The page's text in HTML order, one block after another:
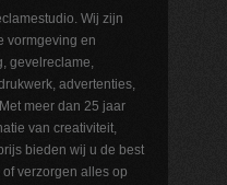
Wij zijn
vormgeving en
gevelreclame,
advertenties,
meer dan 25 jaar
van creativiteit,
bieden wij u de best
verzorgen alles op